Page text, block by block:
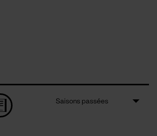
Saisons passées